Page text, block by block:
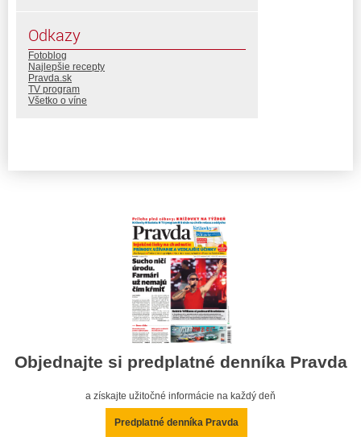
Odkazy
Fotoblog
Najlepšie recepty
Pravda.sk
TV program
Všetko o víne
Objednajte si predplatné denníka Pravda
a získajte užitočné informácie na každý deň
Predplatné denníka Pravda